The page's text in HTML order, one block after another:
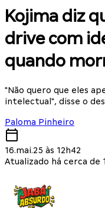
Kojima diz
drive com
quando
"Não quero que eles
intelectual", disse o
Paloma Pinheiro
16.mai.25 às 12h42
Atualizado há cerca de